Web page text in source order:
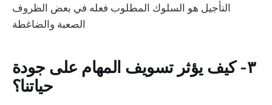
التأجيل هو السلوك المطلوب فعله في بعض الظروف
الصعبة والضاغطة
٣- كيف يؤثر تسويف المهام على جودة
حياتنا؟